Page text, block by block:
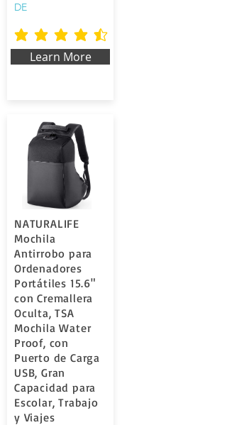
DE
average rating is 4.5 out of 5
Learn More
NATURALIFE
Mochila
Antirrobo para
Ordenadores
Portátiles 15.6"
con Cremallera
Oculta, TSA
Mochila Water
Proof, con
Puerto de Carga
USB, Gran
Capacidad para
Escolar, Trabajo
y Viajes